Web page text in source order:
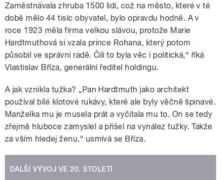
Zaměstnávala zhruba 1500 lidí, což na město, které v té
době mělo 44 tisíc obyvatel, bylo opravdu hodně. A v
roce 1923 měla firma velkou slávou, protože Marie
Hardtmuthová si vzala prince Rohana, který potom
působil ve správní radě. Čili to byla věc i politická,“ říká
Vlastislav Bříza, generální ředitel holdingu.
A jak vznikla tužka? „Pan Hardtmuth jako architekt
používal bílé klotové rukávy, které ale byly věčně špinavé.
Manželka mu je musela prát a vyčítala mu to. On se tedy
zřejmě hluboce zamyslel a přišel na vynález tužky. Takže
za vším hledej ženu,“ usmívá se Bříza.
DALŠÍ VÝVOJ VE 20. STOLETÍ